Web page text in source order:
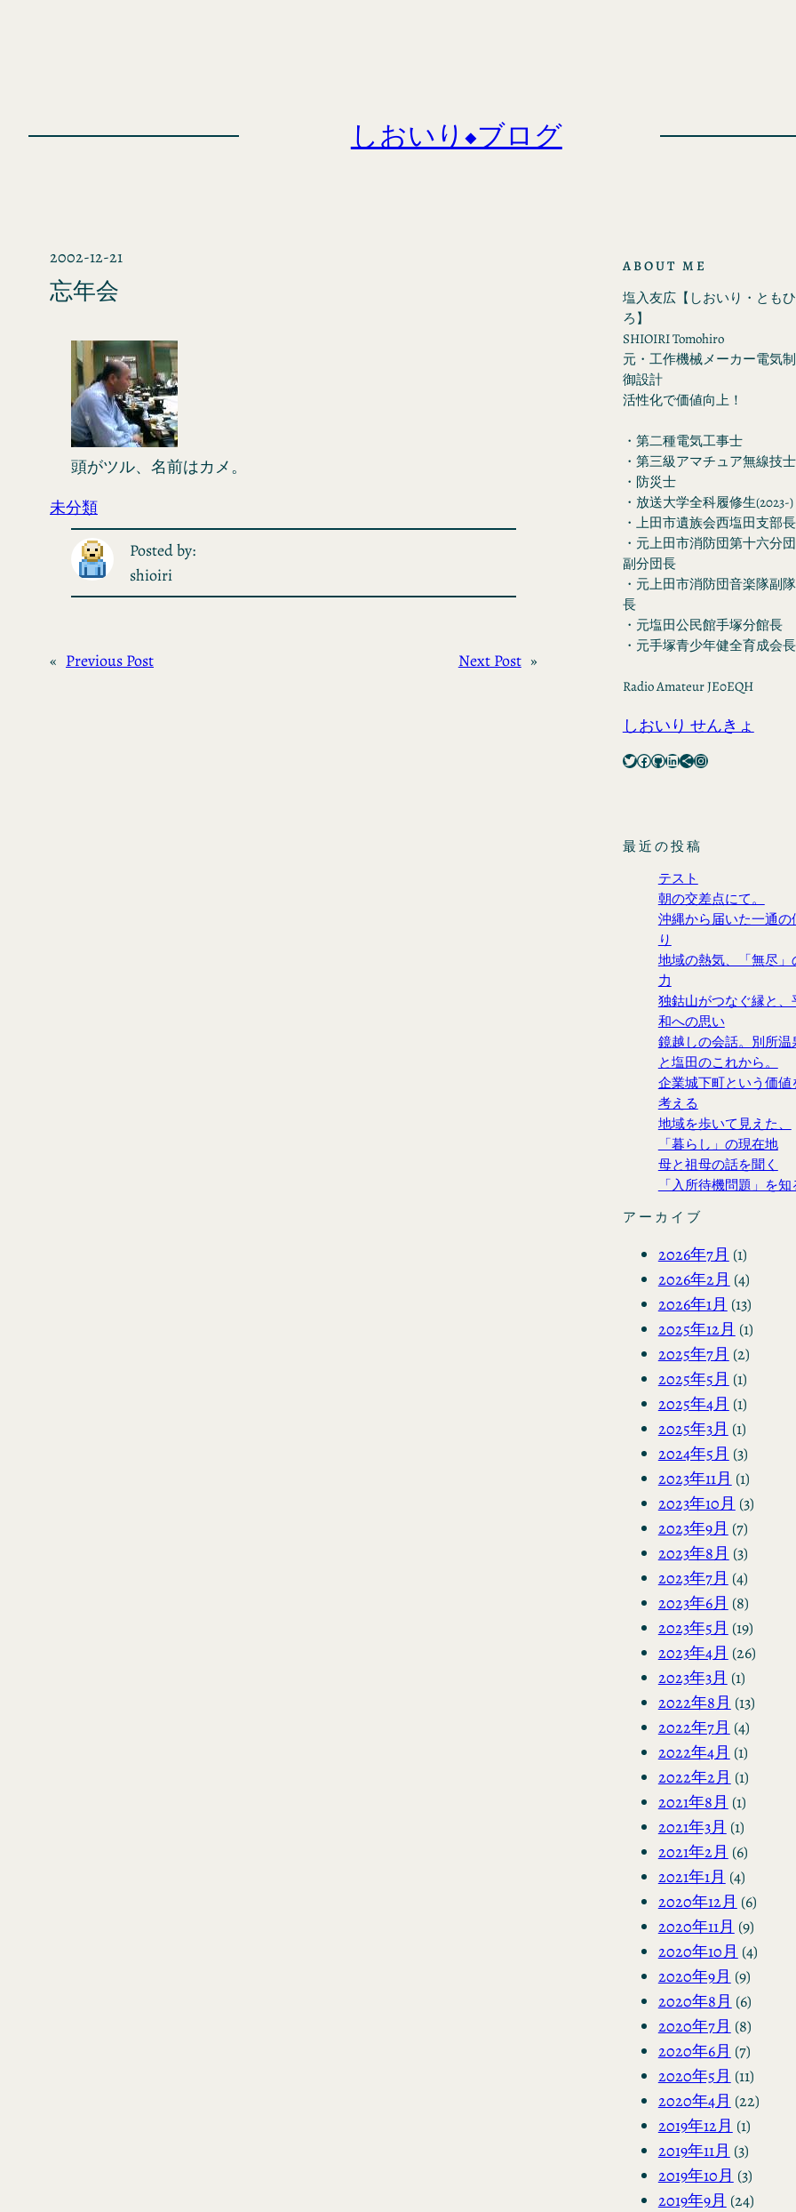
しおいり◆ブログ
2002-12-21
忘年会
頭がツル、名前はカメ。
未分類
Posted by:
shioiri
« Previous Post Next Post »
ABOUT ME
塩入友広【しおいり・ともひ
ろ】
SHIOIRI Tomohiro
元・工作機械メーカー電気制
御設計
活性化で価値向上！
・第二種電気工事士
・第三級アマチュア無線技士
・防災士
・放送大学全科履修生(2023-)
・上田市遺族会西塩田支部長
・元上田市消防団第十六分団
副分団長
・元上田市消防団音楽隊副隊
長
・元塩田公民館手塚分館長
・元手塚青少年健全育成会長
Radio Amateur JE0EQH
しおいり せんきょ
Twitter Facebook GitHub LinkedIn Share Icon Instagram
最近の投稿
テスト
朝の交差点にて。
沖縄から届いた一通の
り
地域の熱気、「無尽」
力
独鈷山がつなぐ縁と、
和への思い
鏡越しの会話。別所温
と塩田のこれから。
企業城下町という価値
考える
地域を歩いて見えた、
「暮らし」の現在地
母と祖母の話を聞く
「入所待機問題」を知
アーカイブ
2026年7月 (1)
2026年2月 (4)
2026年1月 (13)
2025年12月 (1)
2025年7月 (2)
2025年5月 (1)
2025年4月 (1)
2025年3月 (1)
2024年5月 (3)
2023年11月 (1)
2023年10月 (3)
2023年9月 (7)
2023年8月 (3)
2023年7月 (4)
2023年6月 (8)
2023年5月 (19)
2023年4月 (26)
2023年3月 (1)
2022年8月 (13)
2022年7月 (4)
2022年4月 (1)
2022年2月 (1)
2021年8月 (1)
2021年3月 (1)
2021年2月 (6)
2021年1月 (4)
2020年12月 (6)
2020年11月 (9)
2020年10月 (4)
2020年9月 (9)
2020年8月 (6)
2020年7月 (8)
2020年6月 (7)
2020年5月 (11)
2020年4月 (22)
2019年12月 (1)
2019年11月 (3)
2019年10月 (3)
2019年9月 (24)